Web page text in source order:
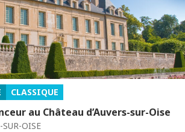
CLASSIQUE
au Château d’Auvers-sur-Oise
SUR-OISE